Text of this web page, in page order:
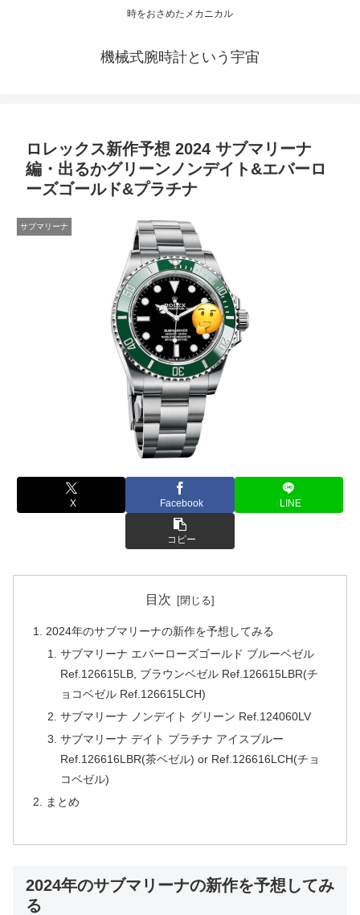
時をおさめたメカニカル
機械式腕時計という宇宙
ロレックス新作予想 2024 サブマリーナ
編・出るかグリーンノンデイト&エバーロ
ーズゴールド&プラチナ
サブマリーナ
X Facebook LINE
コピー
目次
2024年のサブマリーナの新作を予想してみる
サブマリーナ エバーローズゴールド ブルーベゼル
Ref.126615LB, ブラウンベゼル Ref.126615LBR(チ
ョコベゼル Ref.126615LCH)
サブマリーナ ノンデイト グリーン Ref.124060LV
サブマリーナ デイト プラチナ アイスブルー
Ref.126616LBR(茶ベゼル) or Ref.126616LCH(チョ
コベゼル)
まとめ
2024年のサブマリーナの新作を予想してみ
る